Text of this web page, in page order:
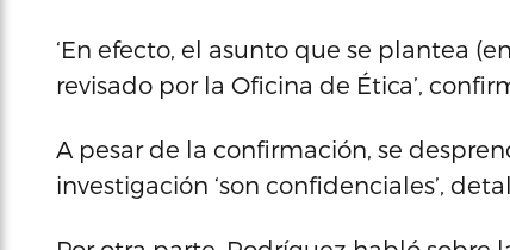
‘En efecto, el asunto que se plantea
revisado por la Oficina de Ética’,
A pesar de la confirmación, se
investigación ‘son confidenciales’,